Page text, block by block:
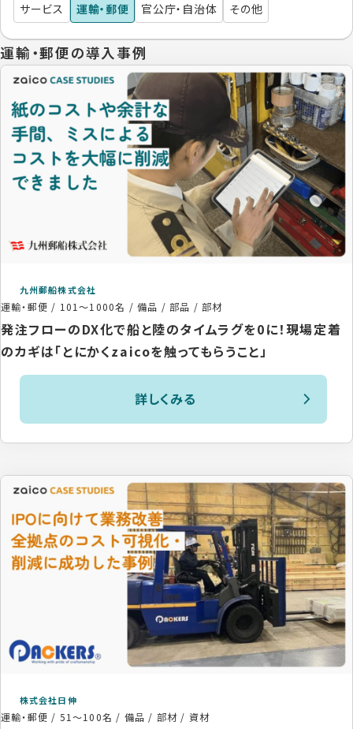
サービス
運輸・郵便 官公庁・自治体 その他
運輸・郵便の導入事例
九州郵船株式会社
運輸・郵便 / 101〜1000名 /備品 / 部品 / 部材
発注フローのDX化で船と陸のタイムラグを0に！現場定着
のカギは「とにかくzaicoを触ってもらうこと」
詳しくみる
株式会社日伸
運輸・郵便 / 51〜100名 / 備品 / 部材 / 資材